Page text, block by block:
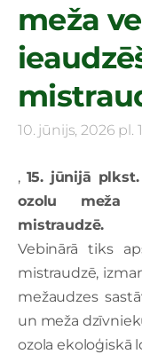
meža
10. jūnijs, 2026 pl.
, 15. jūnijā
ozolu meža
mistraudzē.
Vebinārā tiks
mistraudzē,
mežaudzes
un meža
ozola ekoloģiskā